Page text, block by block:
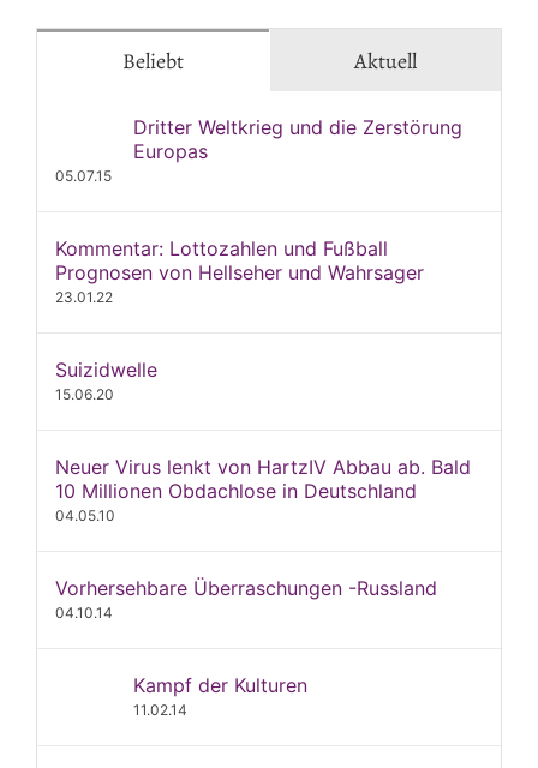
Beliebt Aktuell
Dritter Weltkrieg und die Zerstörung
Europas
05.07.15
Kommentar: Lottozahlen und Fußball
Prognosen von Hellseher und Wahrsager
23.01.22
Suizidwelle
15.06.20
Neuer Virus lenkt von HartzIV Abbau ab. Bald
10 Millionen Obdachlose in Deutschland
04.05.10
Vorhersehbare Überraschungen -Russland
04.10.14
Kampf der Kulturen
11.02.14